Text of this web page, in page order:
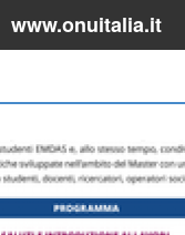
www.onuitalia.it